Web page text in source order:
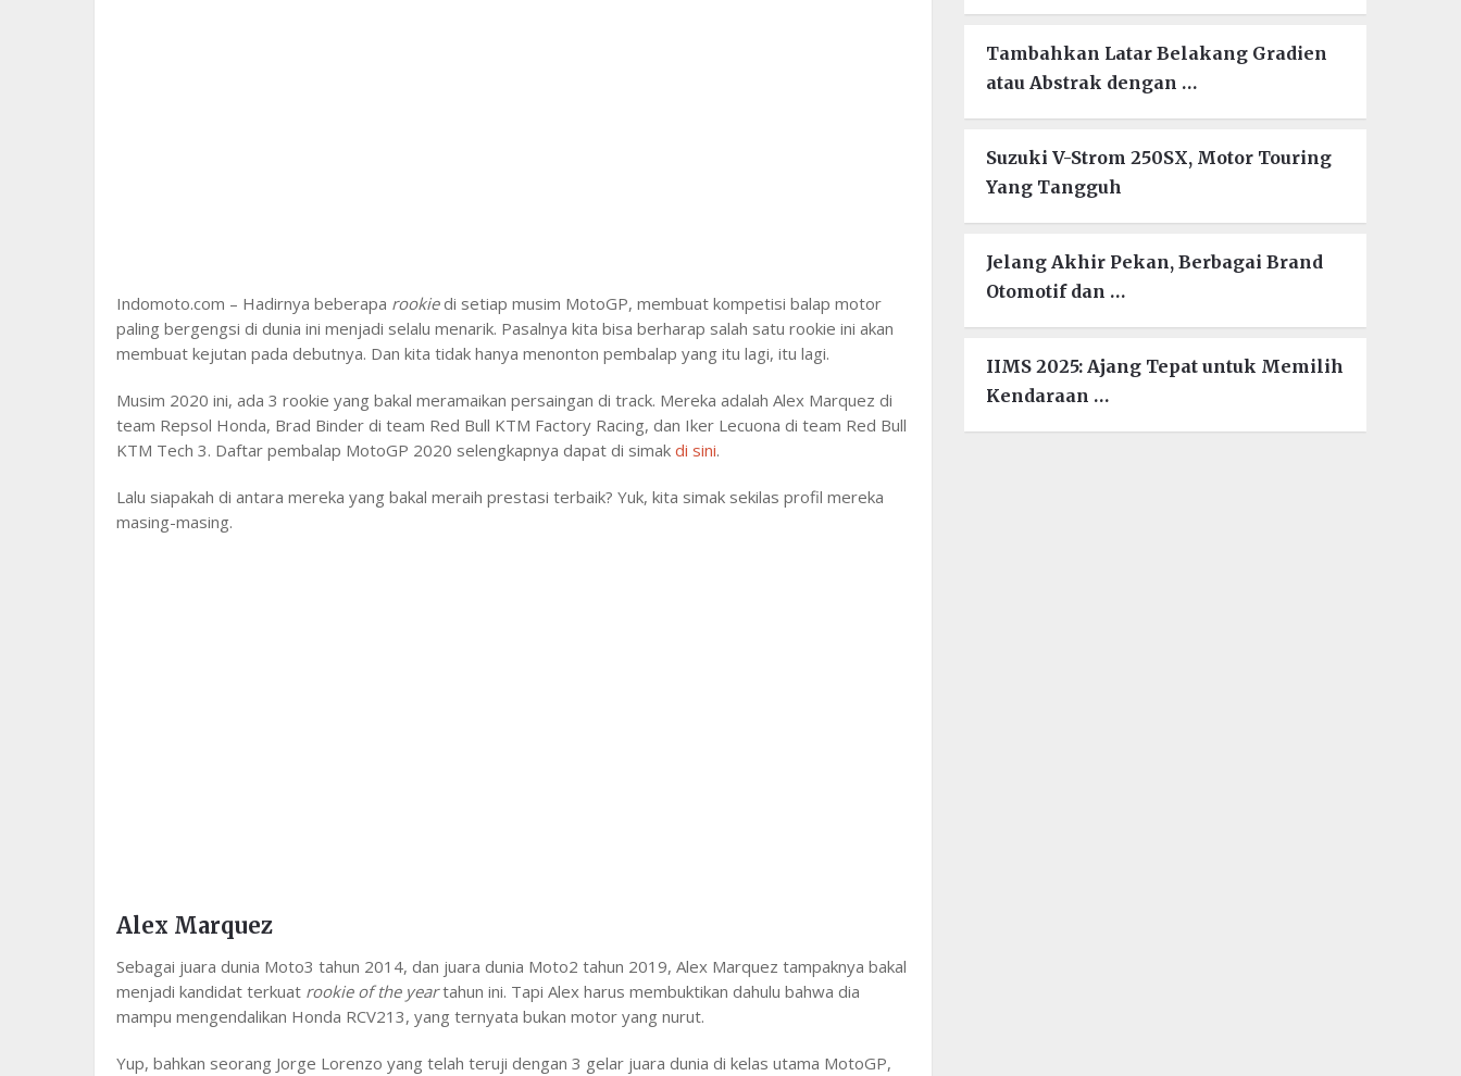
Indomoto.com – Hadirnya beberapa rookiedi setiap musim MotoGP, membuat kompetisi balap motor
paling bergengsi di dunia ini menjadi selalu menarik. Pasalnya kita bisa berharap salah satu rookie ini akan
membuat kejutan pada debutnya. Dan kita tidak hanya menonton pembalap yang itu lagi, itu lagi.
Musim 2020 ini, ada 3 rookie yang bakal meramaikan persaingan di track. Mereka adalah Alex Marquez di
team Repsol Honda, Brad Binder di team Red Bull KTM Factory Racing, dan Iker Lecuona di team Red Bull
KTM Tech 3. Daftar pembalap MotoGP 2020 selengkapnya dapat di simak di sini.
Lalu siapakah di antara mereka yang bakal meraih prestasi terbaik? Yuk, kita simak sekilas profil mereka
masing-masing.
Alex Marquez
Sebagai juara dunia Moto3 tahun 2014, dan juara dunia Moto2 tahun 2019, Alex Marquez tampaknya bakal
menjadi kandidat terkuat rookie of the yeartahun ini. Tapi Alex harus membuktikan dahulu bahwa dia
mampu mengendalikan Honda RCV213, yang ternyata bukan motor yang nurut.
Yup, bahkan seorang Jorge Lorenzo yang telah teruji dengan 3 gelar juara dunia di kelas utama MotoGP,
Tambahkan Latar Belakang Gradien
atau Abstrak dengan …
Suzuki V-Strom 250SX, Motor Touring
Yang Tangguh
Jelang Akhir Pekan, Berbagai Brand
Otomotif dan …
IIMS 2025: Ajang Tepat untuk Memilih
Kendaraan …